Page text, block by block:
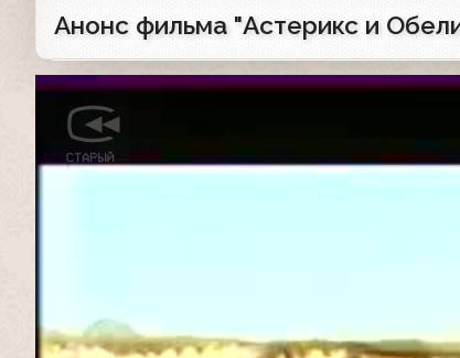
Анонс фильма "Астерикс и